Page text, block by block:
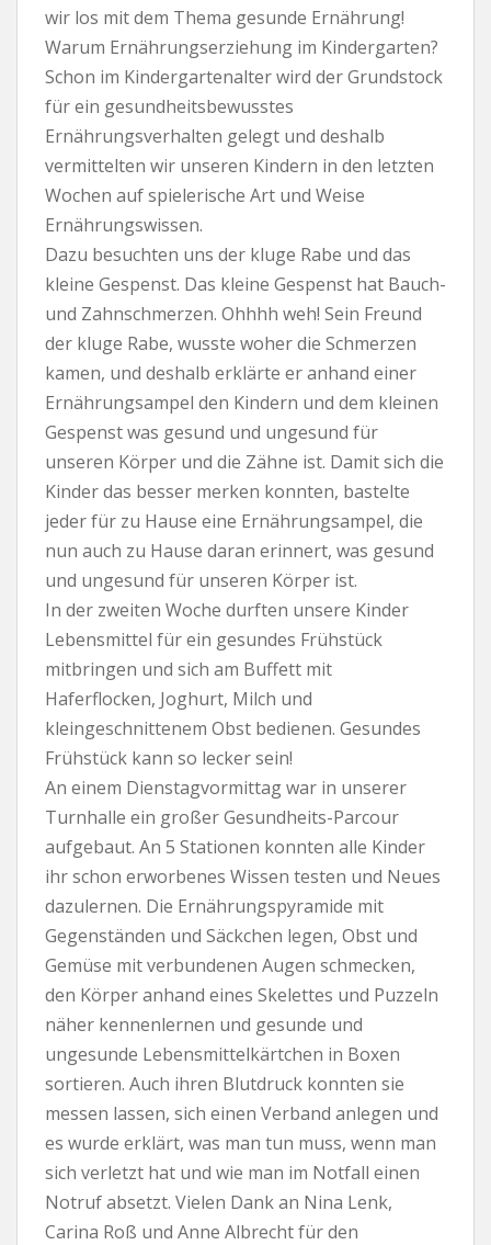
wir los mit dem Thema gesunde Ernährung!
Warum Ernährungserziehung im Kindergarten?
Schon im Kindergartenalter wird der Grundstock
für ein gesundheitsbewusstes
Ernährungsverhalten gelegt und deshalb
vermittelten wir unseren Kindern in den letzten
Wochen auf spielerische Art und Weise
Ernährungswissen.
Dazu besuchten uns der kluge Rabe und das
kleine Gespenst. Das kleine Gespenst hat Bauch-
und Zahnschmerzen. Ohhhh weh! Sein Freund
der kluge Rabe, wusste woher die Schmerzen
kamen, und deshalb erklärte er anhand einer
Ernährungsampel den Kindern und dem kleinen
Gespenst was gesund und ungesund für
unseren Körper und die Zähne ist. Damit sich die
Kinder das besser merken konnten, bastelte
jeder für zu Hause eine Ernährungsampel, die
nun auch zu Hause daran erinnert, was gesund
und ungesund für unseren Körper ist.
In der zweiten Woche durften unsere Kinder
Lebensmittel für ein gesundes Frühstück
mitbringen und sich am Buffett mit
Haferflocken, Joghurt, Milch und
kleingeschnittenem Obst bedienen. Gesundes
Frühstück kann so lecker sein!
An einem Dienstagvormittag war in unserer
Turnhalle ein großer Gesundheits-Parcour
aufgebaut. An 5 Stationen konnten alle Kinder
ihr schon erworbenes Wissen testen und Neues
dazulernen. Die Ernährungspyramide mit
Gegenständen und Säckchen legen, Obst und
Gemüse mit verbundenen Augen schmecken,
den Körper anhand eines Skelettes und Puzzeln
näher kennenlernen und gesunde und
ungesunde Lebensmittelkärtchen in Boxen
sortieren. Auch ihren Blutdruck konnten sie
messen lassen, sich einen Verband anlegen und
es wurde erklärt, was man tun muss, wenn man
sich verletzt hat und wie man im Notfall einen
Notruf absetzt. Vielen Dank an Nina Lenk,
Carina Roß und Anne Albrecht für den